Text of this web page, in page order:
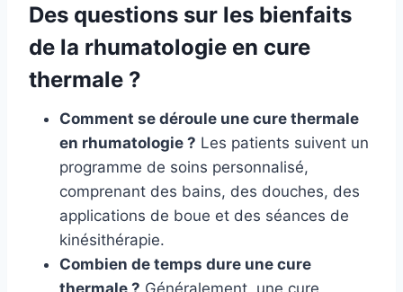
Des questions sur les bienfaits
de la rhumatologie en cure
thermale ?
Comment se déroule une cure thermale
en rhumatologie ? Les patients suivent un
programme de soins personnalisé,
comprenant des bains, des douches, des
applications de boue et des séances de
kinésithérapie.
Combien de temps dure une cure
thermale ? Généralement, une cure